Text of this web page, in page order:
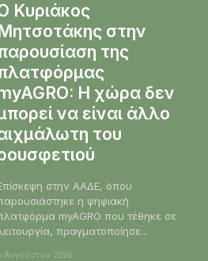
Κυριάκος
στην
της
Η χώρα δεν
να είναι άλλο
του
στην ΑΑΔΕ, όπου
η ψηφιακή
myAGRO που τέθηκε σε
πραγματοποίησε...
Αυγούστου 2026